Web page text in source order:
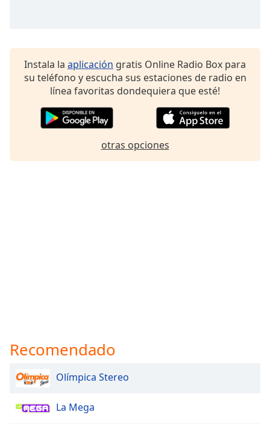
Close
Modal
Instala la aplicación gratis Online Radio Box para
su teléfono y escucha sus estaciones de radio en
línea favoritas dondequiera que esté!
otras opciones
Recomendado
Olímpica Stereo
La Mega